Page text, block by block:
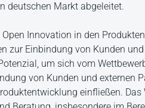
deutschen Markt abgeleitet.
Open Innovation in den
zur Einbindung von Kunden
um sich vom
von Kunden und externen
einfließen.